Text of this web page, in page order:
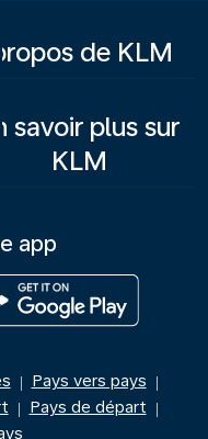
de KLM
savoir plus sur
KLM
app
| Pays vers pays |
| Pays de départ |